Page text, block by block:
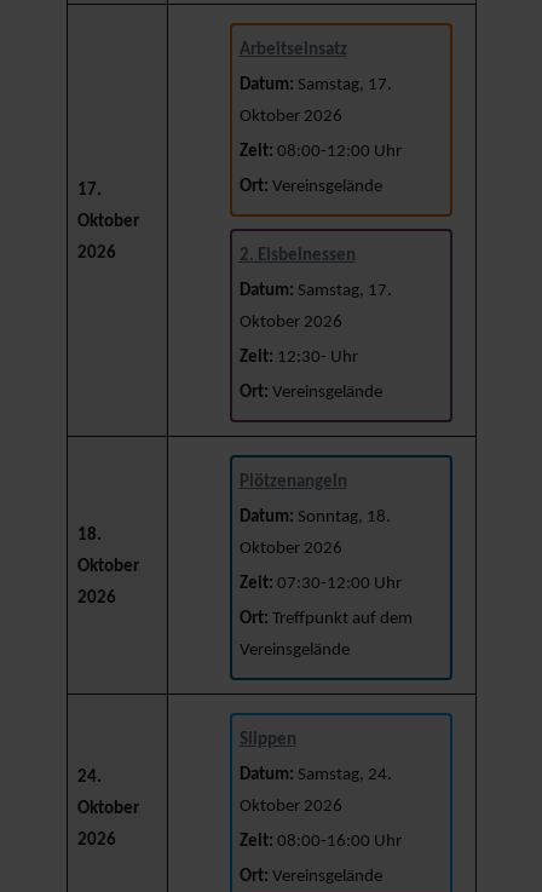
17.
Oktober
2026
Arbeitseinsatz
Datum: Samstag, 17.
Oktober 2026
Zeit: 08:00-12:00 Uhr
Ort: Vereinsgelände
2. Eisbeinessen
Datum: Samstag, 17.
Oktober 2026
Zeit: 12:30- Uhr
Ort: Vereinsgelände
18.
Oktober
2026
Plötzenangeln
Datum: Sonntag, 18.
Oktober 2026
Zeit: 07:30-12:00 Uhr
Ort: Treffpunkt auf dem
Vereinsgelände
24.
Oktober
2026
Slippen
Datum: Samstag, 24.
Oktober 2026
Zeit: 08:00-16:00 Uhr
Ort: Vereinsgelände